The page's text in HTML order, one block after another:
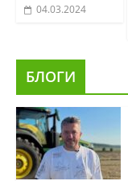
04.03.2024
БЛОГИ